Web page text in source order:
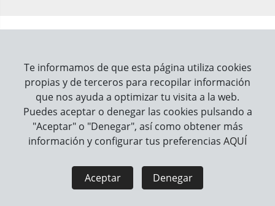
Información
Cómo trabajamos
Información legal
Política de Privacidad
Política de Cookies
Te informamos de que esta página utiliza cookies
propias y de terceros para recopilar información
que nos ayuda a optimizar tu visita a la web.
Puedes aceptar o denegar las cookies pulsando a
"Aceptar" o "Denegar", así como obtener más
información y configurar tus preferencias AQUÍ
Aceptar Denegar